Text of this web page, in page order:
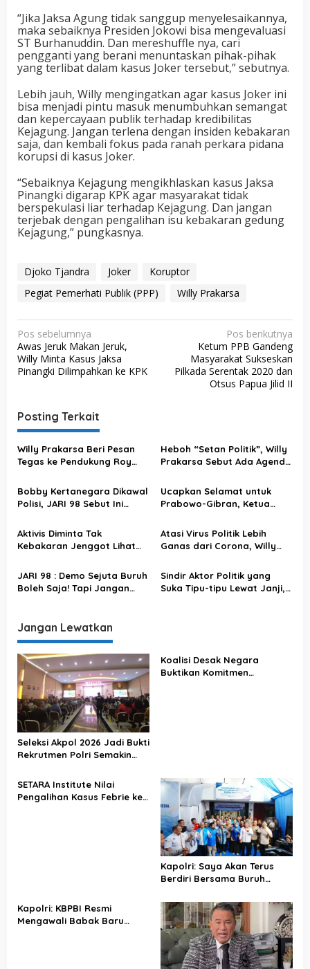
“Jika Jaksa Agung tidak sanggup menyelesaikannya,
maka sebaiknya Presiden Jokowi bisa mengevaluasi
ST Burhanuddin. Dan mereshuffle nya, cari
pengganti yang berani menuntaskan pihak-pihak
yang terlibat dalam kasus Joker tersebut,” sebutnya.
Lebih jauh, Willy mengingatkan agar kasus Joker ini
bisa menjadi pintu masuk menumbuhkan semangat
dan kepercayaan publik terhadap kredibilitas
Kejagung. Jangan terlena dengan insiden kebakaran
saja, dan kembali fokus pada ranah perkara pidana
korupsi di kasus Joker.
“Sebaiknya Kejagung mengikhlaskan kasus Jaksa
Pinangki digarap KPK agar masyarakat tidak
berspekulasi liar terhadap Kejagung. Dan jangan
terjebak dengan pengalihan isu kebakaran gedung
Kejagung,” pungkasnya.
Djoko Tjandra Joker
Koruptor
Pegiat Pemerhati Publik (PPP)
Willy Prakarsa
N
a
v
g
a
s
i
p
o
s
Pos sebelumnya
Awas Jeruk Makan Jeruk,
Willy Minta Kasus Jaksa
Pinangki Dilimpahkan ke KPK
Pos berikutnya
Ketum PPB Gandeng
Masyarakat Sukseskan
Pilkada Serentak 2020 dan
Otsus Papua Jilid II
Posting Terkait
Willy Prakarsa Beri Pesan
Tegas ke Pendukung Roy
Salah Langkah
Heboh “Setan Politik”, Willy
Prakarsa Sebut Ada Agenda
Bobby Kertanegara Dikawal
Polisi, JARI 98 Sebut Ini
yang Tidak Tepat
Ucapkan Selamat untuk
Prabowo-Gibran, Ketua
Serukan Semangat untuk
Musisi Jalanan Pasca
Aktivis Diminta Tak
Kebakaran Jenggot Lihat
JARI 98 : Gak Usah Kepo
Juga Kita Dukung Siapa di
Atasi Virus Politik Lebih
Ganas dari Corona, Willy
Atasi Gangguan Kamtibmas
dengan Langkah Preventif
JARI 98 : Demo Sejuta Buruh
Boleh Saja! Tapi Jangan
Rakyat
Sindir Aktor Politik yang
Suka Tipu-tipu Lewat Janji,
Jangan Lewatkan
Seleksi Akpol 2026 Jadi Bukti
Rekrutmen Polri Semakin
Koalisi Desak Negara
Buktikan Komitmen
SETARA Institute Nilai
Pengalihan Kasus Febrie ke
Kapolri: Saya Akan Terus
Berdiri Bersama Buruh
Kapolri: KBPBI Resmi
Mengawali Babak Baru